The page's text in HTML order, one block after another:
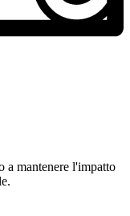
a mantenere l'impatto